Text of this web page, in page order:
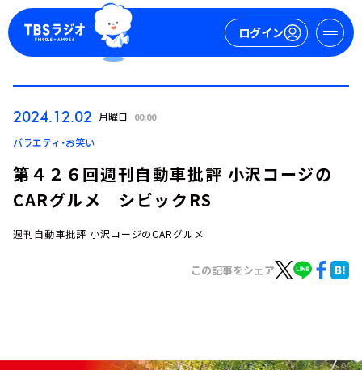
ログイン
ログイン
2024.12.02 月曜日 00:00
バラエティ・お笑い
第４２６回週刊自動車批評 小沢コージの
CARグルメ シビックRS
週刊自動車批評 小沢コージのCARグルメ
この記事をシェア